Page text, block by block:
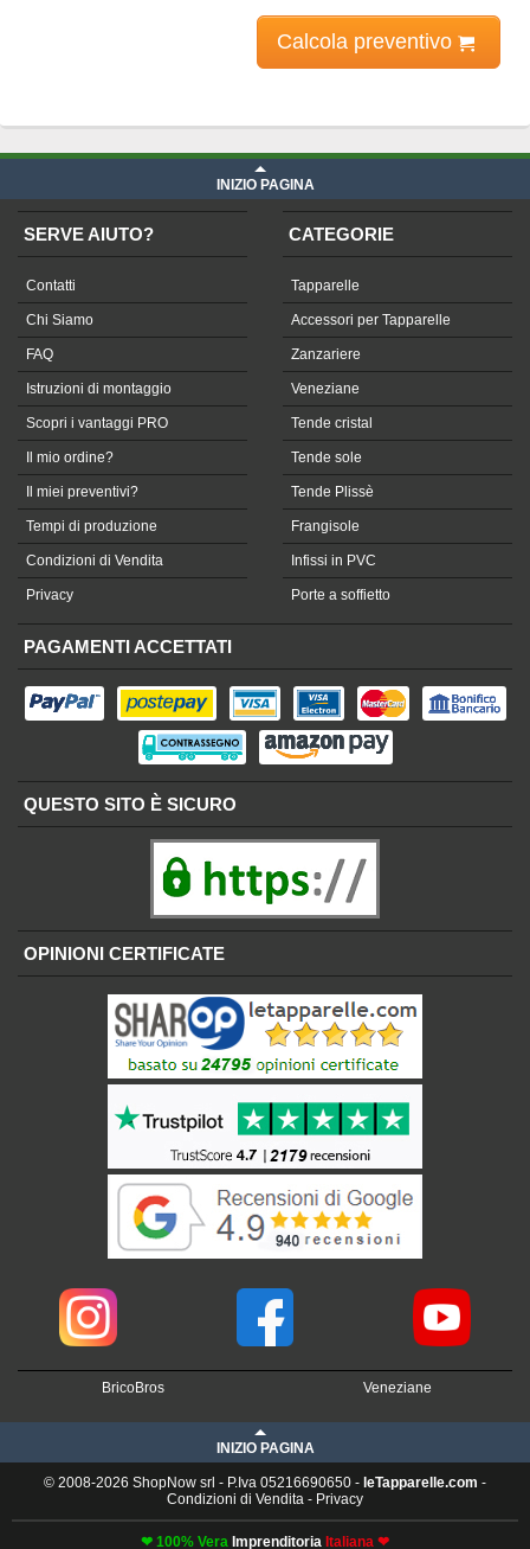
Calcola preventivo
INIZIO PAGINA
SERVE AIUTO?
Contatti
Chi Siamo
FAQ
Istruzioni di montaggio
Scopri i vantaggi PRO
Il mio ordine?
Il miei preventivi?
Tempi di produzione
Condizioni di Vendita
Privacy
CATEGORIE
Tapparelle
Accessori per Tapparelle
Zanzariere
Veneziane
Tende cristal
Tende sole
Tende Plissè
Frangisole
Infissi in PVC
Porte a soffietto
PAGAMENTI ACCETTATI
QUESTO SITO È SICURO
OPINIONI CERTIFICATE
BricoBros Veneziane
INIZIO PAGINA
© 2008-2026 ShopNow srl - P.Iva 05216690650 - leTapparelle.com -
Condizioni di Vendita - Privacy
❤ 100% Vera Imprenditoria Italiana ❤